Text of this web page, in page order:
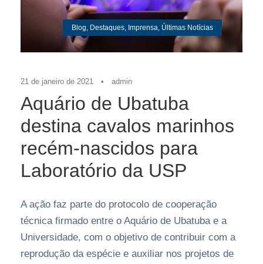
Blog, Destaques, Imprensa, Últimas Notícias
21 de janeiro de 2021 • admin
Aquário de Ubatuba
destina cavalos marinhos
recém-nascidos para
Laboratório da USP
A ação faz parte do protocolo de cooperação
técnica firmado entre o Aquário de Ubatuba e a
Universidade, com o objetivo de contribuir com a
reprodução da espécie e auxiliar nos projetos de